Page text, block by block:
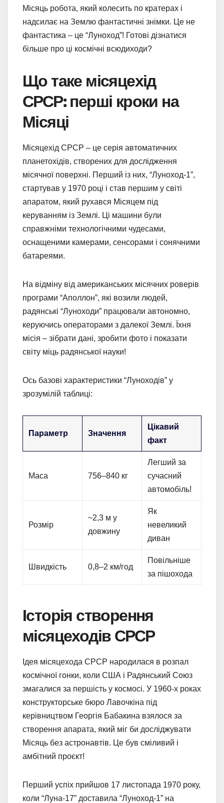
Місяць робота, який колесить по кратерах і
надсилає на Землю фантастичні знімки. Це не
фантастика – це “Луноход”! Готові дізнатися
більше про ці космічні всюдиходи?
Що таке місяцехід
СРСР: перші кроки на
Місяці
Місяцехід СРСР – це серія автоматичних
планетохідів, створених для дослідження
місячної поверхні. Перший із них, “Луноход-1”,
стартував у 1970 році і став першим у світі
апаратом, який рухався Місяцем під
керуванням із Землі. Ці машини були
справжніми технологічними чудесами,
оснащеними камерами, сенсорами і сонячними
батареями.
На відміну від американських місячних роверів
програми “Аполлон”, які возили людей,
радянські “Луноходи” працювали автономно,
керуючись операторами з далекої Землі. Їхня
місія – зібрати дані, зробити фото і показати
світу міць радянської науки!
Ось базові характеристики “Луноходів” у
зрозумілій таблиці:
Параметр Значення
Цікавий
факт
Маса 756–840 кг
Легший за
сучасний
автомобіль!
Розмір
~2,3 м у
довжину
Як
невеликий
диван
Швидкість 0,8–2 км/год
Повільніше
за пішохода
Історія створення
місяцеходів СРСР
Ідея місяцехода СРСР народилася в розпал
космічної гонки, коли США і Радянський Союз
змагалися за першість у космосі. У 1960-х роках
конструкторське бюро Лавочкіна під
керівництвом Георгія Бабакина взялося за
створення апарата, який міг би досліджувати
Місяць без астронавтів. Це був сміливий і
амбітний проєкт!
Перший успіх прийшов 17 листопада 1970 року,
коли “Луна-17” доставила “Луноход-1” на